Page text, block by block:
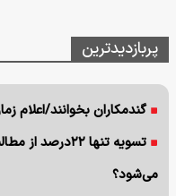
پربازدیدترین
گندمکاران بخوانند/اعلام زمان دقیق
تسویه تنها
می‌شود؟